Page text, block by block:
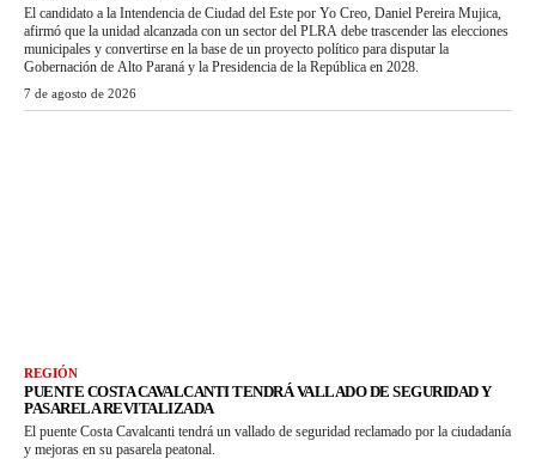
El candidato a la Intendencia de Ciudad del Este por Yo Creo, Daniel Pereira Mujica,
afirmó que la unidad alcanzada con un sector del PLRA debe trascender las elecciones
municipales y convertirse en la base de un proyecto político para disputar la
Gobernación de Alto Paraná y la Presidencia de la República en 2028.
7 de agosto de 2026
REGIÓN
PUENTE COSTA CAVALCANTI TENDRÁ VALLADO DE SEGURIDAD Y
PASARELA REVITALIZADA
El puente Costa Cavalcanti tendrá un vallado de seguridad reclamado por la ciudadanía
y mejoras en su pasarela peatonal.